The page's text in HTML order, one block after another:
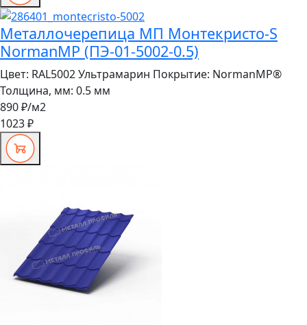
Металлочерепица МП Монтекристо-S
NormanMP (ПЭ-01-5002-0.5)
Цвет: RAL5002 Ультрамарин Покрытие: NormanMP®
Толщина, мм: 0.5 мм
890 ₽/м2
1023 ₽